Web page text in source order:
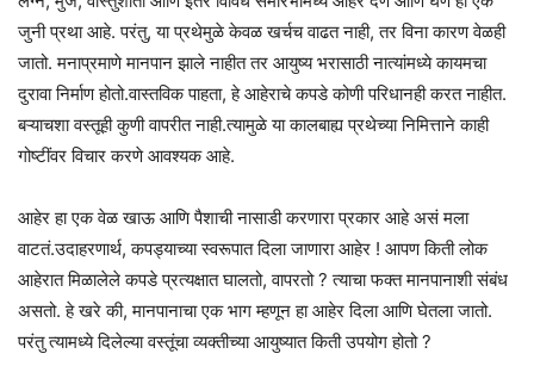
जुनी प्रथा आहे. परंतु, या प्रथेमुळे केवळ खर्चच वाढत नाही, तर विना कारण वेळही
जातो. मनाप्रमाणे मानपान झाले नाहीत तर आयुष्य भरासाठी नात्यांमध्ये कायमचा
दुरावा निर्माण होतो.वास्तविक पाहता, हे आहेराचे कपडे कोणी परिधानही करत नाहीत.
बऱ्याचशा वस्तूही कुणी वापरीत नाही.त्यामुळे या कालबाह्य प्रथेच्या निमित्ताने काही
गोष्टींवर विचार करणे आवश्यक आहे.
आहेर हा एक वेळ खाऊ आणि पैशाची नासाडी करणारा प्रकार आहे असं मला
वाटतं.उदाहरणार्थ, कपड्याच्या स्वरूपात दिला जाणारा आहेर ! आपण किती लोक
आहेरात मिळालेले कपडे प्रत्यक्षात घालतो, वापरतो ? त्याचा फक्त मानपानाशी संबंध
असतो. हे खरे की, मानपानाचा एक भाग म्हणून हा आहेर दिला आणि घेतला जातो.
परंतु त्यामध्ये दिलेल्या वस्तूंचा व्यक्तीच्या आयुष्यात किती उपयोग होतो ?